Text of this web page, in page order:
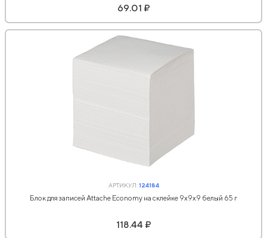
69.01 ₽
АРТИКУЛ:124184
Блок для записей Attache Economy на склейке 9х9х9 белый 65 г
118.44 ₽